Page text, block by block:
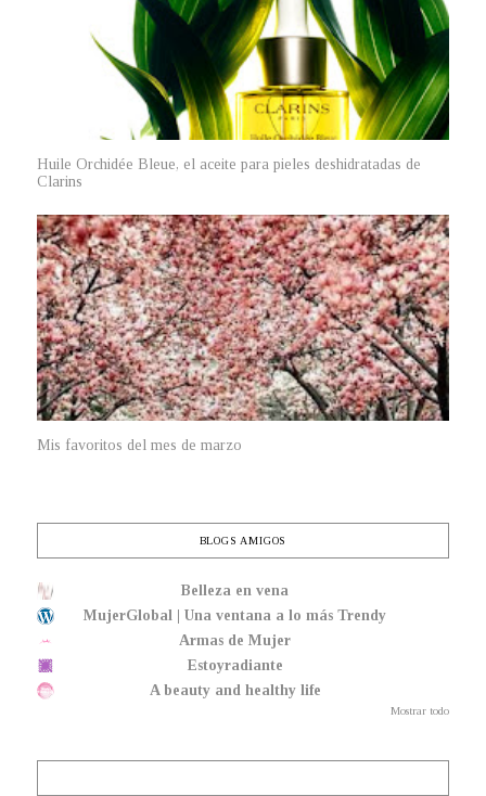
Huile Orchidée Bleue, el aceite para pieles deshidratadas de
Clarins
Mis favoritos del mes de marzo
BLOGS AMIGOS
Belleza en vena
MujerGlobal | Una ventana a lo más Trendy
Armas de Mujer
Estoyradiante
A beauty and healthy life
Mostrar todo